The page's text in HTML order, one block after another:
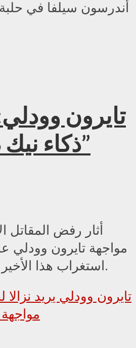
أندرسون سيلفا في حلبة
تايرون
ذكاء نيك دياز متدن”
أثار رفض المقاتل
كغ بمنظمة UFC استغراب هذا الأخير.